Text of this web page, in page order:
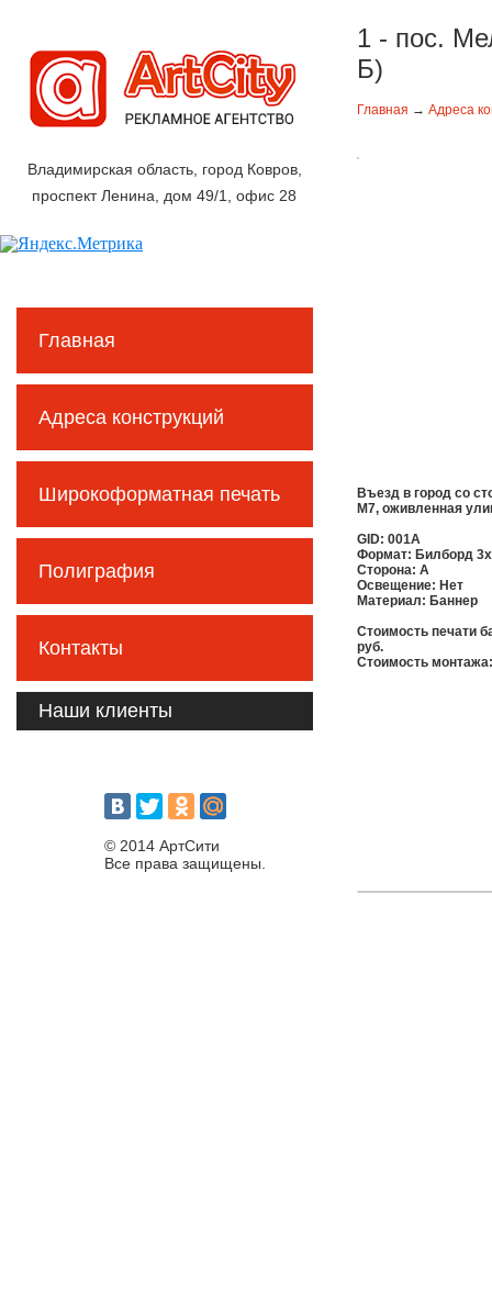
Владимирская область, город Ковров,
проспект Ленина, дом 49/1, офис 28
Главная
Адреса конструкций
Широкоформатная печать
Полиграфия
Контакты
Наши клиенты
© 2014 АртСити
Все права защищены.
1 - пос.
Б)
Главная → Адреса
Въезд в город со
М7, оживленная
GID: 001А
Формат: Билборд
Сторона: А
Освещение: Нет
Материал: Баннер
Стоимость печати
руб.
Стоимость